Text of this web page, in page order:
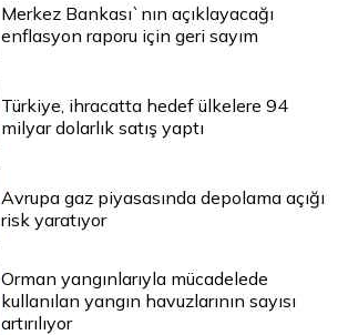
Merkez Bankası`nın açıklayacağı
enflasyon raporu için geri sayım
Türkiye, ihracatta hedef ülkelere 94
milyar dolarlık satış yaptı
Avrupa gaz piyasasında depolama açığı
risk yaratıyor
Orman yangınlarıyla mücadelede
kullanılan yangın havuzlarının sayısı
artırılıyor